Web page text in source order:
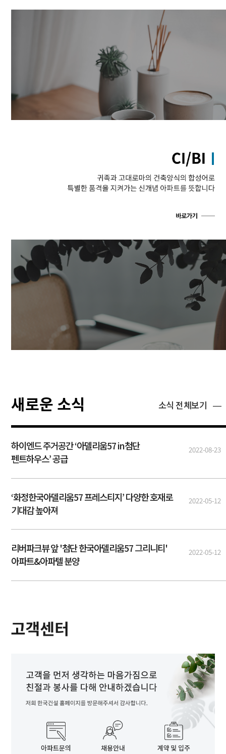
새로운 소식 소식 전체보기
하이엔드 주거공간 ‘아델리움57 in첨단
펜트하우스’ 공급
2022-08-23
‘화정한국아델리움57 프레스티지’ 다양한 호재로
기대감 높아져
2022-05-12
리버파크뷰 앞 '첨단 한국아델리움57 그리니티'
아파트&아파텔 분양
2022-05-12